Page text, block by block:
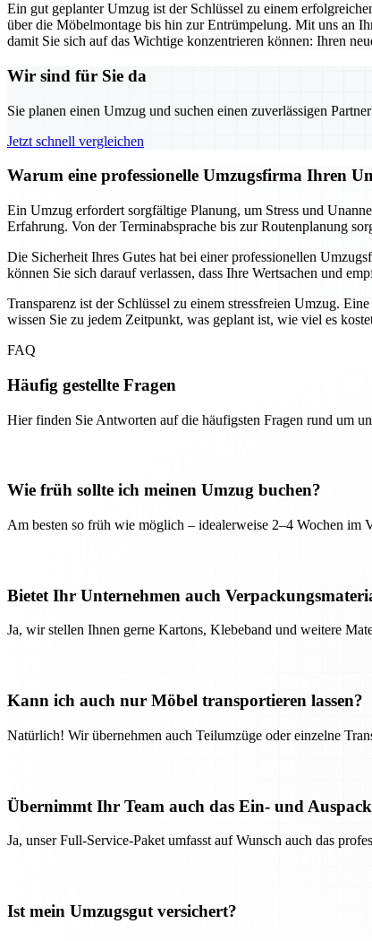
Ein gut geplanter Umzug ist der Schlüssel zu einem
über die Möbelmontage bis hin zur Entrümpelung. Mit uns an
damit Sie sich auf das Wichtige konzentrieren können: Ihren
Wir sind für Sie da
Sie planen einen Umzug und suchen einen zuverlässigen
Jetzt schnell vergleichen
Warum eine professionelle Umzugsfirma Ihren
Ein Umzug erfordert sorgfältige Planung, um Stress und
Erfahrung. Von der Terminabsprache bis zur Routenplanung
Die Sicherheit Ihres Gutes hat bei einer professionellen
können Sie sich darauf verlassen, dass Ihre Wertsachen und
Transparenz ist der Schlüssel zu einem stressfreien Umzug.
wissen Sie zu jedem Zeitpunkt, was geplant ist, wie viel es
FAQ
Häufig gestellte Fragen
Hier finden Sie Antworten auf die häufigsten Fragen rund um
Wie früh sollte ich meinen Umzug buchen?
Am besten so früh wie möglich – idealerweise 2–4 Wochen im
Bietet Ihr Unternehmen auch
Ja, wir stellen Ihnen gerne Kartons, Klebeband und weitere
Kann ich auch nur Möbel transportieren lassen?
Natürlich! Wir übernehmen auch Teilumzüge oder einzelne
Übernimmt Ihr Team auch das Ein- und
Ja, unser Full-Service-Paket umfasst auf Wunsch auch das
Ist mein Umzugsgut versichert?